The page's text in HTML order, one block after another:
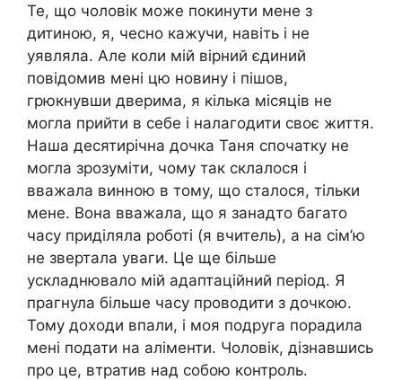
Те, що чоловік може покинути мене з
дитиною, я, чесно кажучи, навіть і не
уявляла. Але коли мій вірний єдиний
повідомив мені цю новину і пішов,
грюкнувши дверима, я кілька місяців не
могла прийти в себе і налагодити своє життя.
Наша десятирічна дочка Таня спочатку не
могла зрозуміти, чому так склалося і
вважала винною в тому, що сталося, тільки
мене. Вона вважала, що я занадто багато
часу приділяла роботі (я вчитель), а на сім’ю
не звертала уваги. Це ще більше
ускладнювало мій адаптаційний період. Я
прагнула більше часу проводити з дочкою.
Тому доходи впали, і моя подруга порадила
мені подати на аліменти. Чоловік, дізнавшись
про це, втратив над собою контроль.